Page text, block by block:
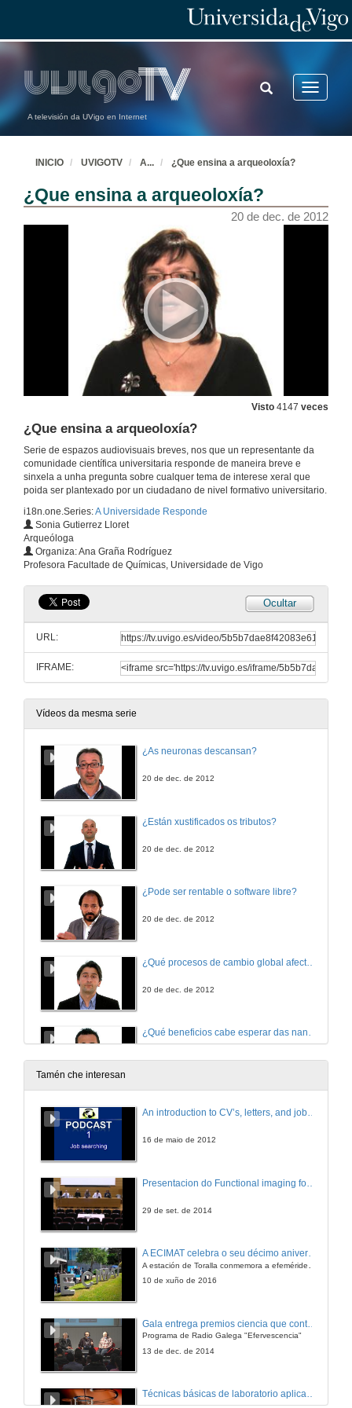
A televisión da UVigo en Internet
Toggle
TOGGLE
SEARCH
INICIO UVIGOTV A... ¿Que ensina a arqueoloxía?
¿Que ensina a arqueoloxía?
20 de dec. de 2012
Visto 4147 veces
¿Que ensina a arqueoloxía?
Serie de espazos audiovisuais breves, nos que un representante da
comunidade científica universitaria responde de maneira breve e
sinxela a unha pregunta sobre cualquer tema de interese xeral que
poida ser plantexado por un ciudadano de nivel formativo universitario.
i18n.one.Series:A Universidade Responde
Sonia Gutierrez Lloret
Arqueóloga
Organiza: Ana Graña Rodríguez
Profesora Facultade de Químicas, Universidade de Vigo
Ocultar
URL:
IFRAME:
Vídeos da mesma serie
¿As neuronas descansan?
20 de dec. de 2012
¿Están xustificados os tributos?
20 de dec. de 2012
¿Pode ser rentable o software libre?
20 de dec. de 2012
20 de dec. de 2012
¿Qué beneficios cabe esperar das nanotecnoloxías para consumidores e sociedade?
20 de dec. de 2012
20 de dec. de 2012
20 de dec. de 2012
Tamén che interesan
An introduction to CV’s, letters, and job searching
16 de maio de 2012
29 de set. de 2014
A ECIMAT celebra o seu décimo aniversario
10 de xuño de 2016
Programa de Radio Galega "Efervescencia"
13 de dec. de 2014
Técnicas básicas de laboratorio aplicadas á bioloxía